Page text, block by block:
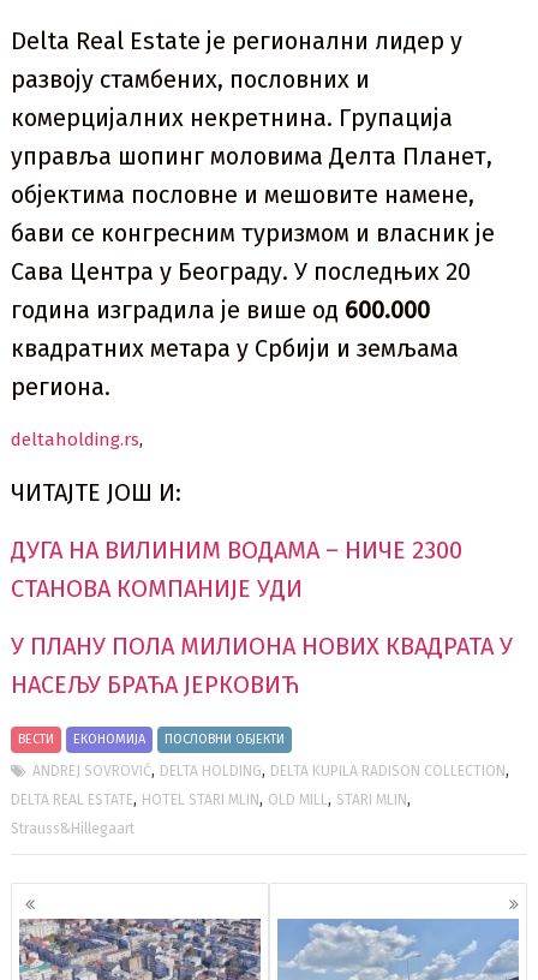
Delta Real Estate је регионални лидер у
развоју стамбених, пословних и
комерцијалних некретнина. Групација
управља шопинг моловима Делта Планет,
објектима пословне и мешовите намене,
бави се конгресним туризмом и власник је
Сава Центра у Београду. У последњих 20
година изградила је више од 600.000
квадратних метара у Србији и земљама
региона.
deltaholding.rs,
ЧИТАЈТЕ ЈОШ И:
ДУГА НА ВИЛИНИМ ВОДАМА – НИЧЕ 2300
СТАНОВА КОМПАНИЈЕ УДИ
У ПЛАНУ ПОЛА МИЛИОНА НОВИХ КВАДРАТА У
НАСЕЉУ БРАЋА ЈЕРКОВИЋ
ВЕСТИ ЕКОНОМИЈА ПОСЛОВНИ ОБЈЕКТИ
ANDREJ SOVROVIĆ, DELTA HOLDING, DELTA KUPILA RADISON COLLECTION,
DELTA REAL ESTATE, HOTEL STARI MLIN, OLD MILL, STARI MLIN,
Strauss&Hillegaart
Кретање
чланака